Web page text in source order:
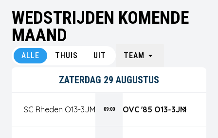
WEDSTRIJDEN KOMENDE
MAAND
ALLE THUIS UIT TEAM
ZATERDAG 29 AUGUSTUS
SC Rheden O13-3JM 09:00 OVC '85 O13-3JM